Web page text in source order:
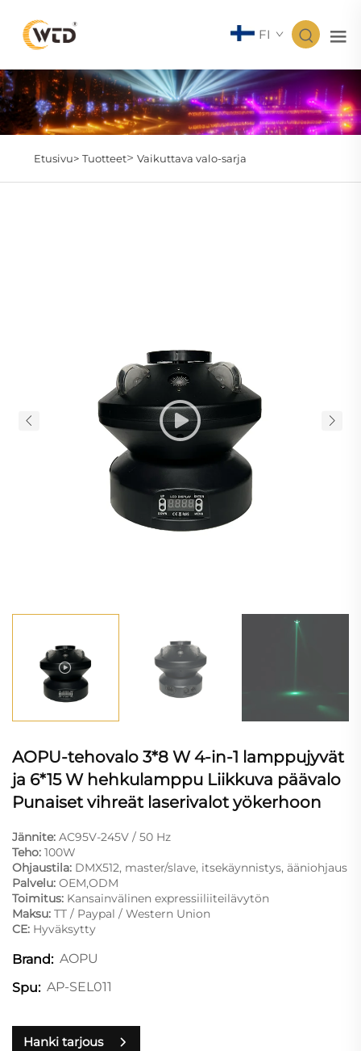
FI
Etusivu> Tuotteet> Vaikuttava valo-sarja
AOPU-tehovalo 3*8 W 4-in-1 lamppujyvät
ja 6*15 W hehkulamppu Liikkuva päävalo
Punaiset vihreät laserivalot yökerhoon
Jännite: AC95V-245V / 50 Hz
Teho: 100W
Ohjaustila: DMX512, master/slave, itsekäynnistys, ääniohjaus
Palvelu: OEM,ODM
Toimitus: Kansainvälinen expressiiliiteilävytön
Maksu: TT / Paypal / Western Union
CE: Hyväksytty
Brand: AOPU
Spu: AP-SEL011
Hanki tarjous